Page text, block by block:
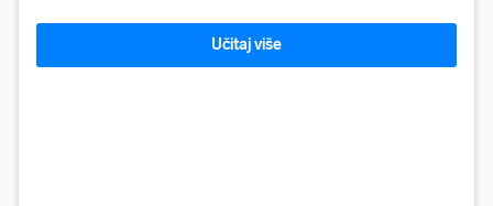
Učitaj više